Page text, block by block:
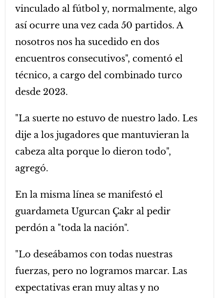
vinculado al fútbol y, normalmente, algo
así ocurre una vez cada 50 partidos. A
nosotros nos ha sucedido en dos
encuentros consecutivos", comentó el
técnico, a cargo del combinado turco
desde 2023.
"La suerte no estuvo de nuestro lado. Les
dije a los jugadores que mantuvieran la
cabeza alta porque lo dieron todo",
agregó.
En la misma línea se manifestó el
guardameta Ugurcan Çakr al pedir
perdón a "toda la nación".
"Lo deseábamos con todas nuestras
fuerzas, pero no logramos marcar. Las
expectativas eran muy altas y no